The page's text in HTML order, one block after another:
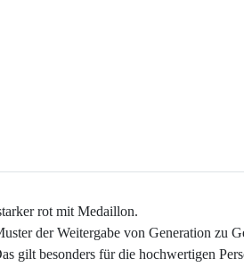
rot mit Medaillon.
der Weitergabe von Generation zu
gilt besonders für die hochwertigen